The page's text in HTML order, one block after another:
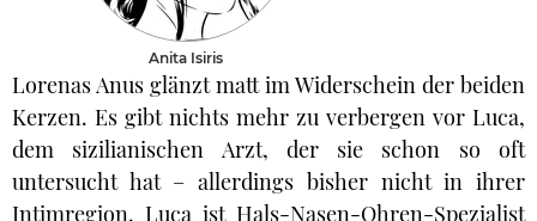
Anita Isiris
Lorenas Anus glänzt matt im Widerschein der beiden
Kerzen. Es gibt nichts mehr zu verbergen vor Luca,
dem sizilianischen Arzt, der sie schon so oft
untersucht hat – allerdings bisher nicht in ihrer
Intimregion. Luca ist Hals-Nasen-Ohren-Spezialist